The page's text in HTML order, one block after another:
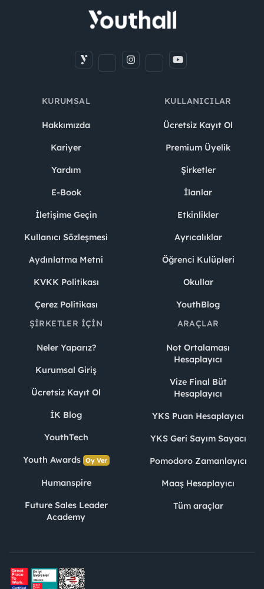
KURUMSAL
Hakkımızda
Kariyer
Yardım
E-Book
İletişime Geçin
Kullanıcı Sözleşmesi
Aydınlatma Metni
KVKK Politikası
Çerez Politikası
KULLANICILAR
Ücretsiz Kayıt Ol
Premium Üyelik
Şirketler
İlanlar
Etkinlikler
Ayrıcalıklar
Öğrenci Kulüpleri
Okullar
YouthBlog
ŞIRKETLER İÇIN
Neler Yaparız?
Kurumsal Giriş
Ücretsiz Kayıt Ol
İK Blog
YouthTech
Youth Awards Oy Ver
Humanspire
Future Sales Leader
Academy
ARAÇLAR
Not Ortalaması
Hesaplayıcı
Vize Final Büt
Hesaplayıcı
YKS Puan Hesaplayıcı
YKS Geri Sayım Sayacı
Pomodoro Zamanlayıcı
Maaş Hesaplayıcı
Tüm araçlar